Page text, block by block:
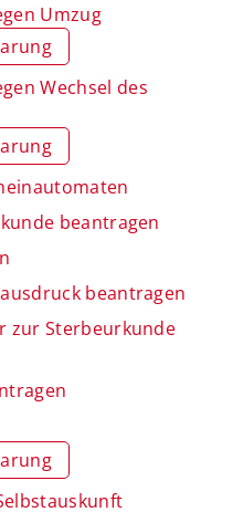
Umzug
Wechsel des
beantragen
beantragen
zur Sterbeurkunde